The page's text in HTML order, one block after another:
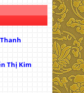
Thị Kim